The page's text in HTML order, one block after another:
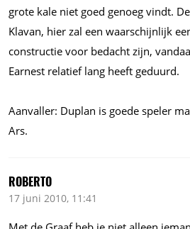
grote kale niet goed genoeg vindt.
Klavan, hier zal een waarschijnlijk
constructie voor bedacht zijn,
Earnest relatief lang heeft geduurd.
Aanvaller: Duplan is goede speler
Ars.
ROBERTO
17 juni 2010, 11:41